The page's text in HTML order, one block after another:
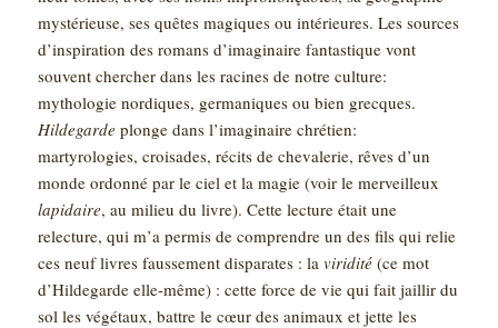
mystérieuse, ses quêtes magiques ou intérieures. Les sources
d’inspiration des romans d’imaginaire fantastique vont
souvent chercher dans les racines de notre culture:
mythologie nordiques, germaniques ou bien grecques.
Hildegarde plonge dans l’imaginaire chrétien:
martyrologies, croisades, récits de chevalerie, rêves d’un
monde ordonné par le ciel et la magie (voir le merveilleux
lapidaire, au milieu du livre). Cette lecture était une
relecture, qui m’a permis de comprendre un des fils qui relie
ces neuf livres faussement disparates : laviridité (ce mot
d’Hildegarde elle-même) : cette force de vie qui fait jaillir du
sol les végétaux, battre le cœur des animaux et jette les